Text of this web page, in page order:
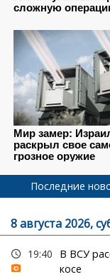
Последние
8 августа 2026,
19:40
В ВСУ
косе